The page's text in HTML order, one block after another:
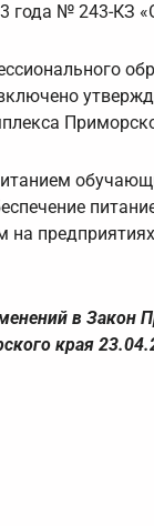
года № 243-КЗ
в Закон
края